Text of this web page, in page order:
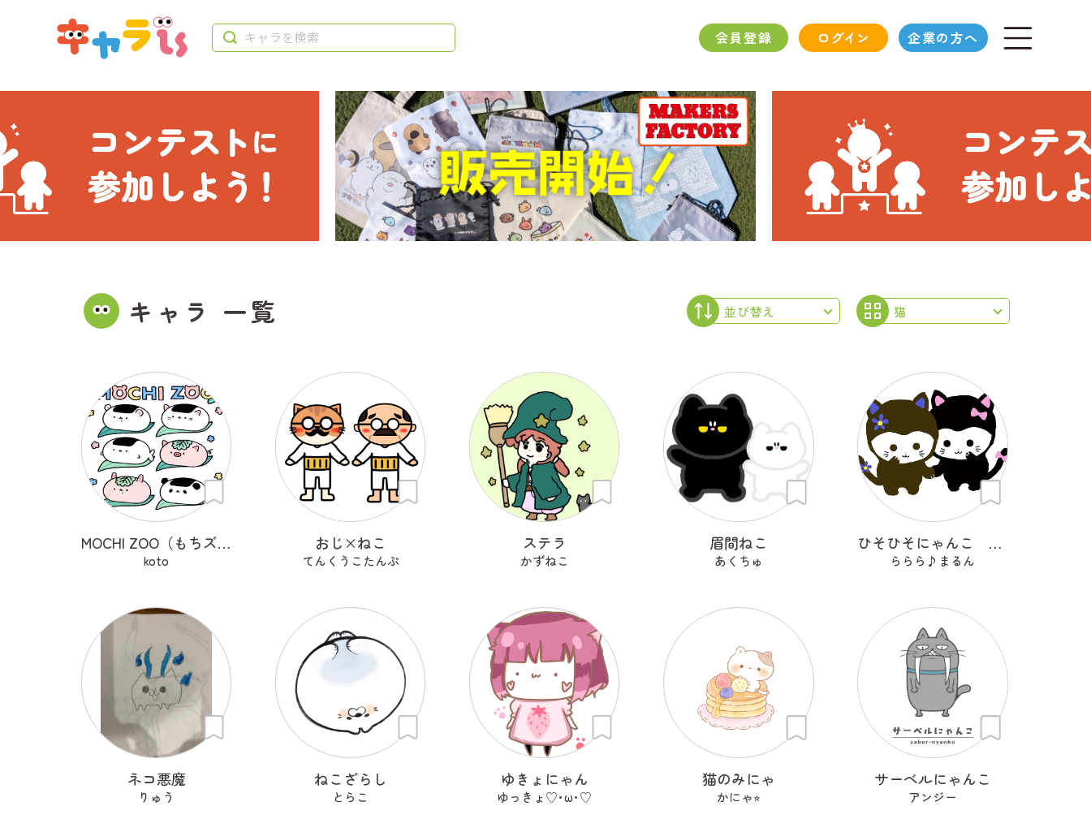
会員登録 ログイン 企業の方へ
キャラ 一覧
MOCHI ZOO（もちズー）
koto
おじ×ねこ
てんくうこたんぷ
ステラ
かずねこ
眉間ねこ
あくちゅ
ひそひそにゃんこ ブルルとピピ
ららら♪まるん
ネコ悪魔
りゅう
ねこざらし
とらこ
ゆきょにゃん
ゆっきょ♡･ω･♡
猫のみにゃ
かにゃ⭐︎
サーベルにゃんこ
アンジー